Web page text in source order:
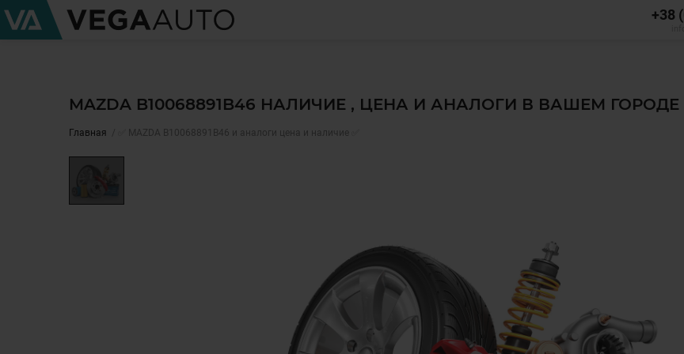
+38
MAZDA B10068891B46 НАЛИЧИЕ , ЦЕНА И АНАЛОГИ В ВАШЕМ ГОРОДЕ
Главная ✅ MAZDA B10068891B46 и аналоги цена и наличие ✅